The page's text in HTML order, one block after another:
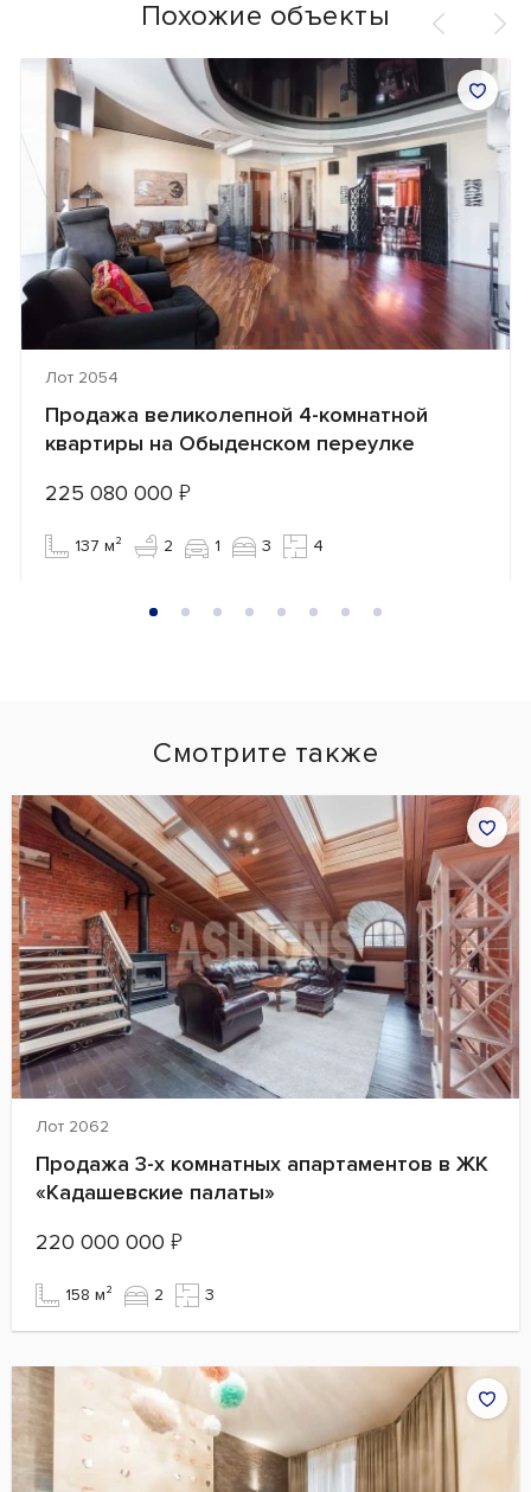
Похожие объекты
Лот 2054
Продажа великолепной 4-комнатной
квартиры на Обыденском переулке
225 080 000 ₽
137 м² 2 1 3 4
Смотрите также
Лот 2062
Продажа 3-х комнатных апартаментов в ЖК
«Кадашевские палаты»
220 000 000 ₽
158 м² 2 3